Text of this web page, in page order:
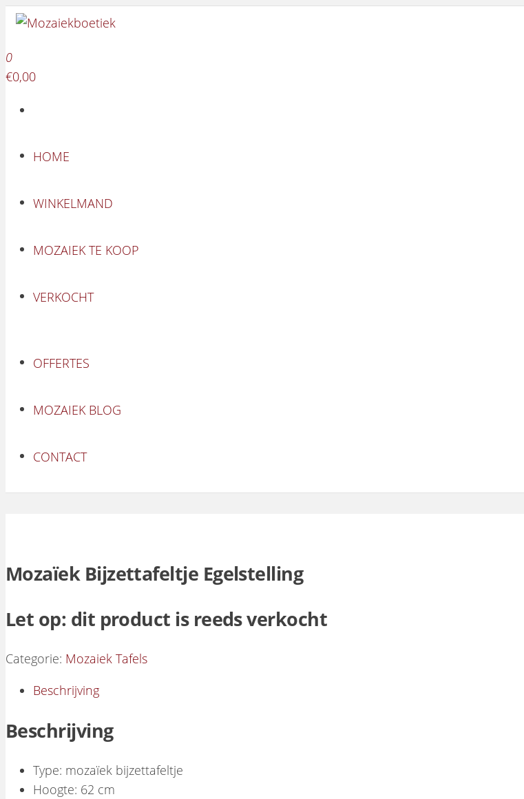
Ga naar de inhoud
0
€0,00
HOME
WINKELMAND
MOZAIEK TE KOOP
VERKOCHT
OFFERTES
MOZAIEK BLOG
CONTACT
Mozaïek Bijzettafeltje Egelstelling
Let op: dit product is reeds verkocht
Categorie: Mozaiek Tafels
Beschrijving
Beschrijving
Type: mozaïek bijzettafeltje
Hoogte: 62 cm